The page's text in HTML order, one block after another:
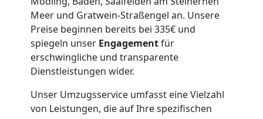
Meer und Gratwein-Straßengel an. Unsere
Preise beginnen bereits bei 335€ und
spiegeln unser Engagementfür
erschwingliche und transparente
Dienstleistungen wider.
Unser Umzugsservice umfasst eine Vielzahl
von Leistungen, die auf Ihre spezifischen
Leonding
Umzug